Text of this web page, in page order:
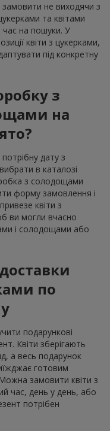
не виходячи з
та квітами
на пошуки. У
квіти з цукерками,
під конкретну
з
на
дату з
в каталозі
з солодощами
форму замовлення і
квіти з
ви могли вчасно
і солодощами або
по
подарункові
Квіти зберігають
а весь подарунок
готовим
замовити квіти з
час, день у день, або
потрібен